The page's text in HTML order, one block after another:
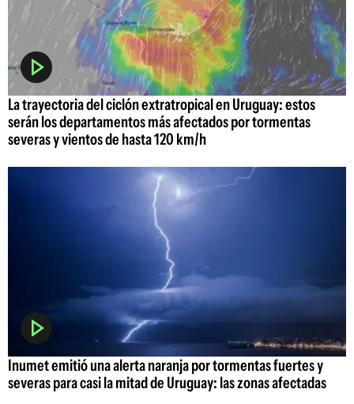
La trayectoria del ciclón extratropical en Uruguay: estos
serán los departamentos más afectados por tormentas
severas y vientos de hasta 120 km/h
Inumet emitió una alerta naranja por tormentas fuertes y
severas para casi la mitad de Uruguay: las zonas afectadas